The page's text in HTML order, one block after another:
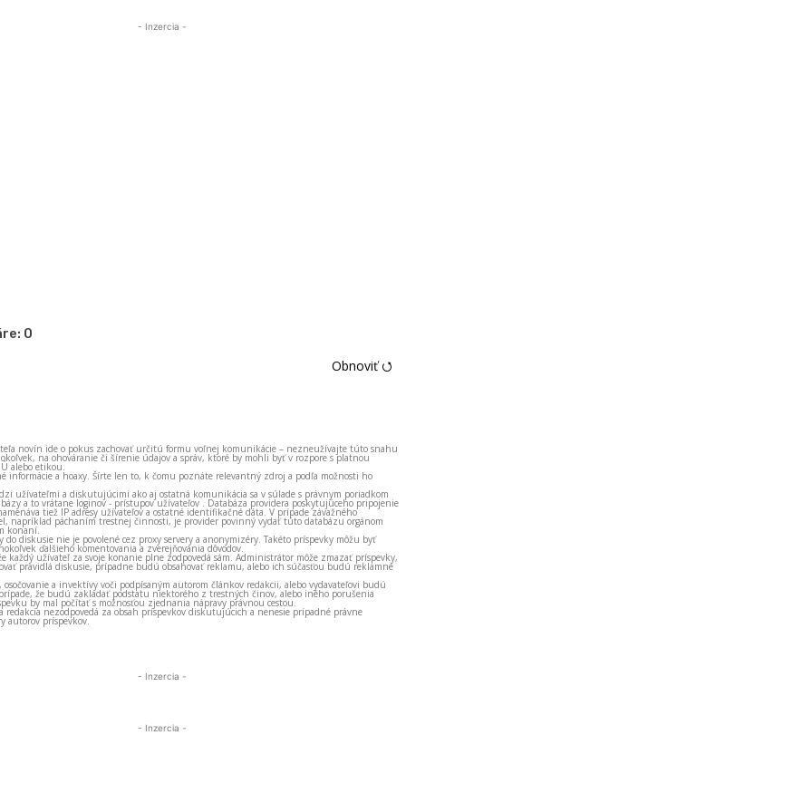
- Inzercia -
0
Obnoviť ⭯
novín ide o pokus zachovať určitú formu voľnej komunikácie – nezneužívajte túto snahu
na ohováranie či šírenie údajov a správ, ktoré by mohli byť v rozpore s platnou
alebo etikou.
informácie a hoaxy. Šírte len to, k čomu poznáte relevantný zdroj a podľa možnosti ho
užívateľmi a diskutujúcimi ako aj ostatná komunikácia sa v súlade s právnym poriadkom
a to vrátane loginov - prístupov užívateľov . Databáza providera poskytujúceho pripojenie
tiež IP adresy užívateľov a ostatné identifikačné dáta. V prípade závažného
napríklad páchaním trestnej činnosti, je provider povinný vydať túto databázu orgánom
konaní.
do diskusie nie je povolené cez proxy servery a anonymizéry. Takéto príspevky môžu byť
ďalšieho komentovania a zverejňovania dôvodov.
každý užívateľ za svoje konanie plne zodpovedá sám. Administrátor môže zmazať príspevky,
pravidlá diskusie, prípadne budú obsahovať reklamu, alebo ich súčasťou budú reklamné
a invektívy voči podpísaným autorom článkov redakcii, alebo vydavateľovi budú
že budú zakladať podstatu niektorého z trestných činov, alebo iného porušenia
by mal počítať s možnosťou zjednania nápravy právnou cestou.
redakcia nezodpovedá za obsah príspevkov diskutujúcich a nenesie prípadné právne
autorov príspevkov.
- Inzercia -
- Inzercia -